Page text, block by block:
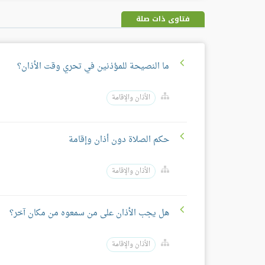
فتاوى ذات صلة
ما النصيحة للمؤذنين في تحري وقت الأذان؟
الأذان والإقامة
حكم الصلاة دون أذان وإقامة
الأذان والإقامة
هل يجب الأذان على من سمعوه من مكان آخر؟
الأذان والإقامة